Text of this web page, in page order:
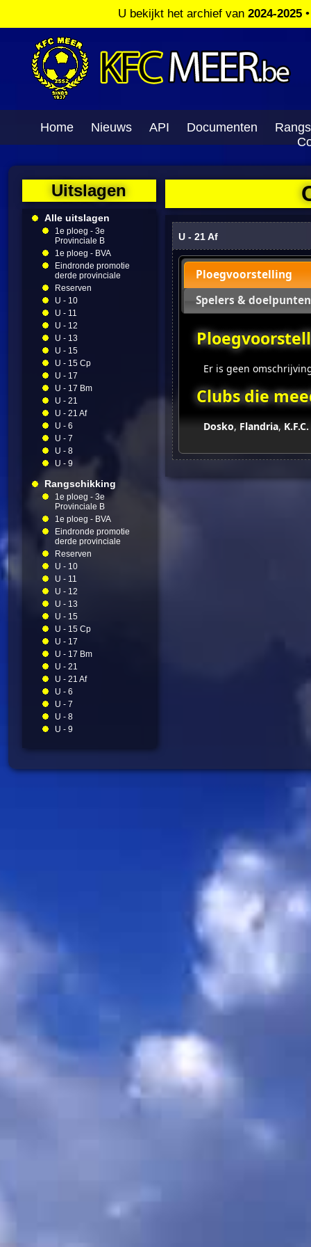
U bekijkt het archief van 2024-2025
Home Nieuws API Documenten
Uitslagen
Alle uitslagen
1e ploeg - 3e
Provinciale B
1e ploeg - BVA
Eindronde promotie
derde provinciale
Reserven
U - 10
U - 11
U - 12
U - 13
U - 15
U - 15 Cp
U - 17
U - 17 Bm
U - 21
U - 21 Af
U - 6
U - 7
U - 8
U - 9
Rangschikking
1e ploeg - 3e
Provinciale B
1e ploeg - BVA
Eindronde promotie
derde provinciale
Reserven
U - 10
U - 11
U - 12
U - 13
U - 15
U - 15 Cp
U - 17
U - 17 Bm
U - 21
U - 21 Af
U - 6
U - 7
U - 8
U - 9
U - 21 Af
Ploegvoorstelling
Spelers & doelpunten
Er is geen
Clubs die
Dosko, Flandria,